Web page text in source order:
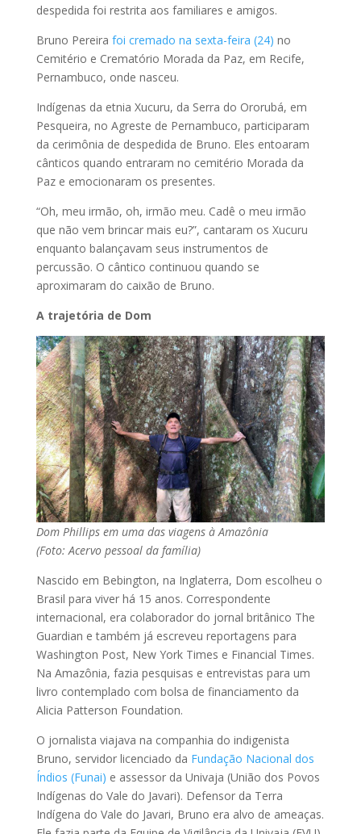
despedida foi restrita aos familiares e amigos.
Bruno Pereira foi cremado na sexta-feira (24) no
Cemitério e Crematório Morada da Paz, em Recife,
Pernambuco, onde nasceu.
Indígenas da etnia Xucuru, da Serra do Ororubá, em
Pesqueira, no Agreste de Pernambuco, participaram
da cerimônia de despedida de Bruno. Eles entoaram
cânticos quando entraram no cemitério Morada da
Paz e emocionaram os presentes.
“Oh, meu irmão, oh, irmão meu. Cadê o meu irmão
que não vem brincar mais eu?”, cantaram os Xucuru
enquanto balançavam seus instrumentos de
percussão. O cântico continuou quando se
aproximaram do caixão de Bruno.
A trajetória de Dom
Dom Phillips em uma das viagens à Amazônia
(Foto: Acervo pessoal da família)
Nascido em Bebington, na Inglaterra, Dom escolheu o
Brasil para viver há 15 anos. Correspondente
internacional, era colaborador do jornal britânico The
Guardian e também já escreveu reportagens para
Washington Post, New York Times e Financial Times.
Na Amazônia, fazia pesquisas e entrevistas para um
livro contemplado com bolsa de financiamento da
Alicia Patterson Foundation.
O jornalista viajava na companhia do indigenista
Bruno, servidor licenciado da Fundação Nacional dos
Índios (Funai) e assessor da Univaja (União dos Povos
Indígenas do Vale do Javari). Defensor da Terra
Indígena do Vale do Javari, Bruno era alvo de ameaças.